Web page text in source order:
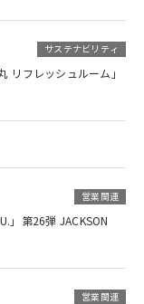
サステナビリティ
リフレッシュルーム」
営業関連
」第26弾 JACKSON
営業関連